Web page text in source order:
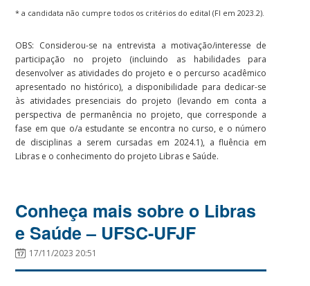
* a candidata não cumpre todos os critérios do edital (FI em 2023.2).
OBS: Considerou-se na entrevista a motivação/interesse de
participação no projeto (incluindo as habilidades para
desenvolver as atividades do projeto e o percurso acadêmico
apresentado no histórico), a disponibilidade para dedicar-se
às atividades presenciais do projeto (levando em conta a
perspectiva de permanência no projeto, que corresponde a
fase em que o/a estudante se encontra no curso, e o número
de disciplinas a serem cursadas em 2024.1), a fluência em
Libras e o conhecimento do projeto Libras e Saúde.
Conheça mais sobre o Libras
e Saúde – UFSC-UFJF
17/11/2023 20:51